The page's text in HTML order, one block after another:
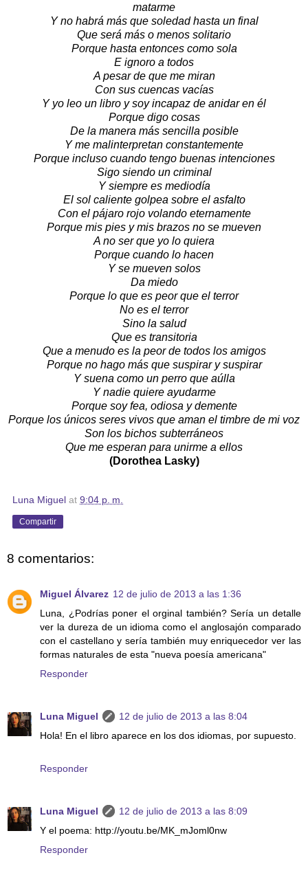
matarme
Y no habrá más que soledad hasta un final
Que será más o menos solitario
Porque hasta entonces como sola
E ignoro a todos
A pesar de que me miran
Con sus cuencas vacías
Y yo leo un libro y soy incapaz de anidar en él
Porque digo cosas
De la manera más sencilla posible
Y me malinterpretan constantemente
Porque incluso cuando tengo buenas intenciones
Sigo siendo un criminal
Y siempre es mediodía
El sol caliente golpea sobre el asfalto
Con el pájaro rojo volando eternamente
Porque mis pies y mis brazos no se mueven
A no ser que yo lo quiera
Porque cuando lo hacen
Y se mueven solos
Da miedo
Porque lo que es peor que el terror
No es el terror
Sino la salud
Que es transitoria
Que a menudo es la peor de todos los amigos
Porque no hago más que suspirar y suspirar
Y suena como un perro que aúlla
Y nadie quiere ayudarme
Porque soy fea, odiosa y demente
Porque los únicos seres vivos que aman el timbre de mi voz
Son los bichos subterráneos
Que me esperan para unirme a ellos
(Dorothea Lasky)
Luna Miguel at 9:04 p. m.
Compartir
8 comentarios:
Miguel Álvarez 12 de julio de 2013 a las 1:36
Luna, ¿Podrías poner el orginal también? Sería un detalle
ver la dureza de un idioma como el anglosajón comparado
con el castellano y sería también muy enriquecedor ver las
formas naturales de esta "nueva poesía americana"
Responder
Luna Miguel
12 de julio de 2013 a las 8:04
Hola! En el libro aparece en los dos idiomas, por supuesto.
Responder
Luna Miguel
12 de julio de 2013 a las 8:09
Y el poema: http://youtu.be/MK_mJoml0nw
Responder